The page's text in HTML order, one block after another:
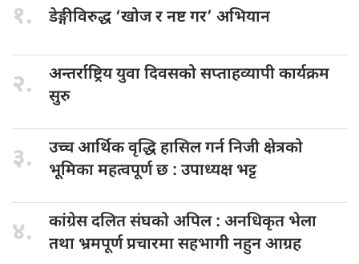
१. डेङ्गीविरुद्ध ‘खोजर नष्ट गर’ अभियान
२. अन्तर्राष्ट्रिय युवादिवसको सप्ताहव्यापी कार्यक्रम
सुरु
३. उच्च आर्थिकवृद्धि हासिल गर्न निजी क्षेत्रको
भूमिका महत्वपूर्ण छ : उपाध्यक्ष भट्ट
४. कांग्रेस दलितसंघको अपिल : अनधिकृत भेला
तथा भ्रमपूर्ण प्रचारमा सहभागी नहुन आग्रह